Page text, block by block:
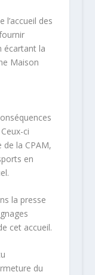
l’accueil des
écartant la
Maison
ci
la CPAM,
en
la presse
cet accueil.
du